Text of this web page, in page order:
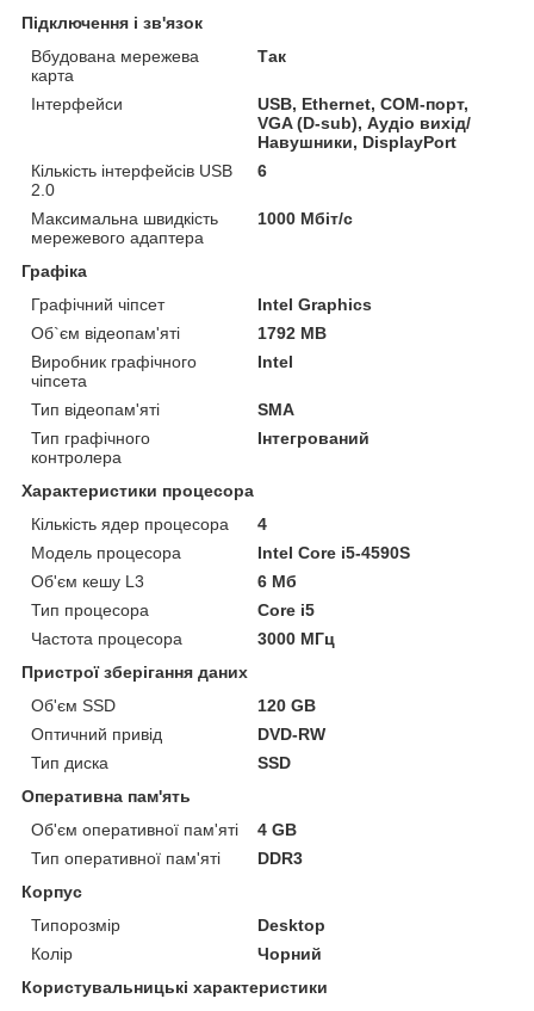
Підключення і зв'язок
Вбудована мережева
карта
Так
Інтерфейси
USB, Ethernet, COM-порт,
VGA (D-sub), Аудіо вихід/
Навушники, DisplayPort
Кількість інтерфейсів USB
2.0
6
Максимальна швидкість
мережевого адаптера
1000 Мбіт/с
Графіка
Графічний чіпсет
Intel Graphics
Об`єм відеопам'яті
1792 MB
Виробник графічного
чіпсета
Intel
Тип відеопам'яті
SMA
Тип графічного
контролера
Інтегрований
Характеристики процесора
Кількість ядер процесора
4
Модель процесора
Intel Core i5-4590S
Об'єм кешу L3
6 Мб
Тип процесора
Core i5
Частота процесора
3000 МГц
Пристрої зберігання даних
Об'єм SSD
120 GB
Оптичний привід
DVD-RW
Тип диска
SSD
Оперативна пам'ять
Об'єм оперативної пам'яті
4 GB
Тип оперативної пам'яті
DDR3
Корпус
Типорозмір
Desktop
Колір
Чорний
Користувальницькі характеристики